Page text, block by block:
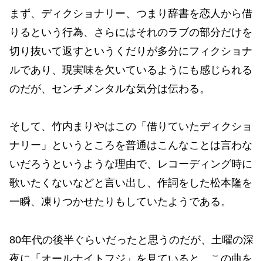
まず、ディクショナリー、つまり辞書を恋人から借
りるという行為、さらにはそれのラブの部分だけを
切り抜いて返すというくだりが多分にフィクショナ
ルであり、現実味を欠いているようにも感じられる
のだが、センチメンタルな気分は伝わる。
そして、竹内まりやはこの「借りていたディクショ
ナリー」というところを普通はこんなことは言わな
いだろうというような理由で、レコーディング時に
歌いたくないなどと言い出し、作詞をした松本隆を
一瞬、凍りつかせたりもしていたようである。
80年代の後半ぐらいだったと思うのだが、土曜の深
夜に「オールナイトフジ」を見ていると、この曲を